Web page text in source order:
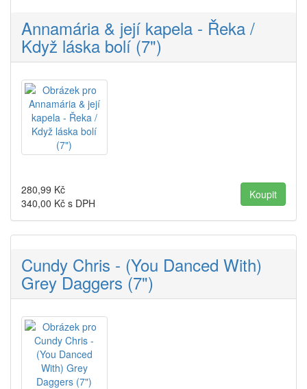
Annamária & její kapela - Řeka /
Když láska bolí (7")
280,99 Kč
340,00 Kč s DPH
Cundy Chris - (You Danced With)
Grey Daggers (7")